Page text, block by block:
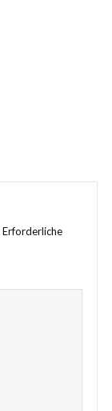
Erforderliche